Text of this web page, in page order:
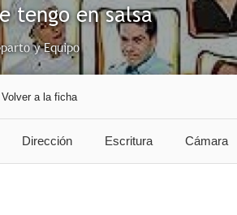
tengo en salsa
y Equipo
Volver a la ficha
Dirección Escritura Cámara